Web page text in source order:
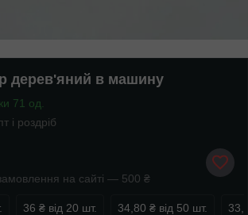
дерев'яний в машину
71 од.
і роздріб
на сайті — 500 ₴
36 ₴ від 20 шт. 34,80 ₴ від 50 шт.